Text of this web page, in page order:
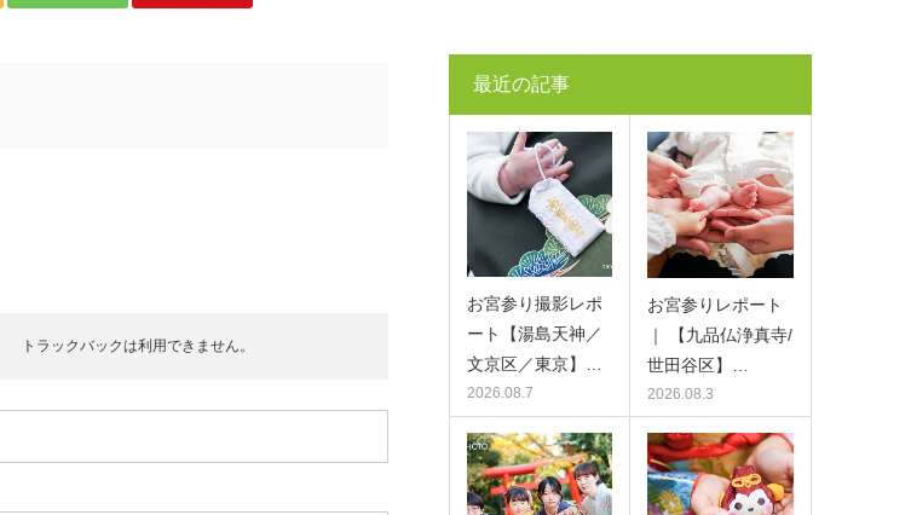
トラックバックは利用できません。
最近の記事
お宮参り撮影レポ
ート【湯島天神／
文京区／東京】…
2026.08.7
お宮参りレポート
｜ 【九品仏浄真寺/
世田谷区】…
2026.08.3